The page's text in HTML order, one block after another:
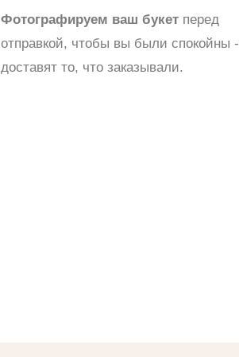
Фотографируем ваш букет перед
отправкой, чтобы вы были спокойны -
доставят то, что заказывали.